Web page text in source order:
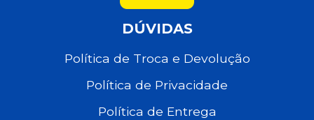
DÚVIDAS
Política de Troca e Devolução
Política de Privacidade
Política de Entrega